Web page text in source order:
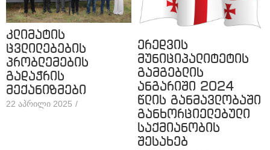
კლიმატის
ცვლილებების
პრობლემების
გადაჭრის
მექანიზმები
22 აპრილი 2025 /
ერედვის
მუნიციპალიტეტის
გამგებლის
ანგარიში 2024
წლის განმავლობაში
განხორციელებული
საქმიანობის
შესახებ